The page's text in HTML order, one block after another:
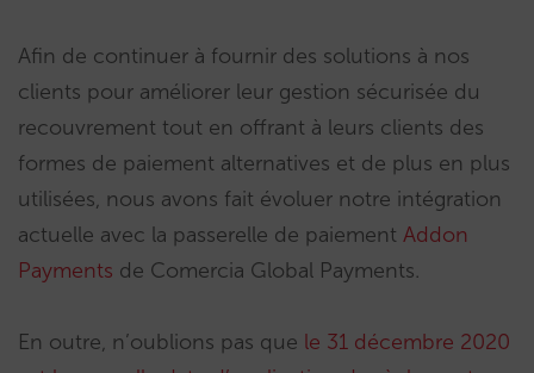
Afin de continuer à fournir des solutions à nos
clients pour améliorer leur gestion sécurisée du
recouvrement tout en offrant à leurs clients des
formes de paiement alternatives et de plus en plus
utilisées, nous avons fait évoluer notre intégration
actuelle avec la passerelle de paiement Addon
Payments de Comercia Global Payments.
En outre, n’oublions pas que le 31 décembre 2020